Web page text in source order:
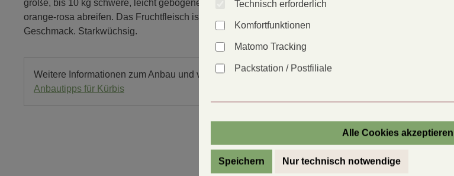
große, bis 10 kg schwere, leicht gebogene Früchte, die zu Beginn gelb sind und später leicht
orange-rosa abreifen. Das Fruchtfleisch ist blass orange und hat einen milden, vorzüglichen
Geschmack. Starkwüchsig.
Weitere Informationen zum Anbau und vieles mehr finden Sie in unserem Gartenwissen:
Anbautipps für Kürbis
Technisch erforderlich
Komfortfunktionen
Matomo Tracking
Packstation / Postfiliale
Alle Cookies akzeptieren
Speichern Nur technisch notwendige